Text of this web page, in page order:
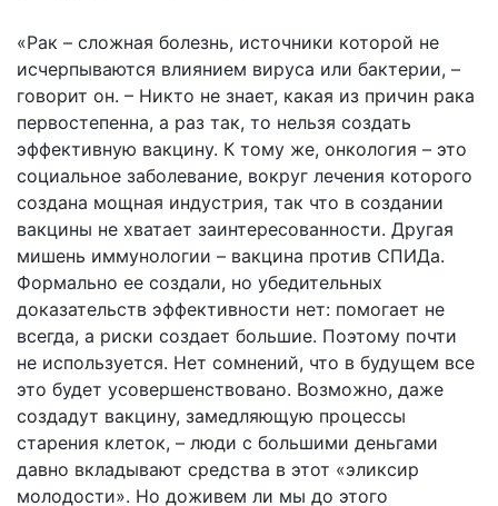
«Рак – сложная болезнь, источники которой не
исчерпываются влиянием вируса или бактерии, –
говорит он. – Никто не знает, какая из причин рака
первостепенна, а раз так, то нельзя создать
эффективную вакцину. К тому же, онкология – это
социальное заболевание, вокруг лечения которого
создана мощная индустрия, так что в создании
вакцины не хватает заинтересованности. Другая
мишень иммунологии – вакцина против СПИДа.
Формально ее создали, но убедительных
доказательств эффективности нет: помогает не
всегда, а риски создает большие. Поэтому почти
не используется. Нет сомнений, что в будущем все
это будет усовершенствовано. Возможно, даже
создадут вакцину, замедляющую процессы
старения клеток, – люди с большими деньгами
давно вкладывают средства в этот «эликсир
молодости». Но доживем ли мы до этого